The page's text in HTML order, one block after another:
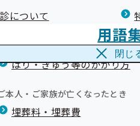
外で急な病気にかかり治療を受け
はり・きゅう等のかかり方
本人・ご家族が亡くなったとき
埋葬料・埋葬費
について
用語
閉じ